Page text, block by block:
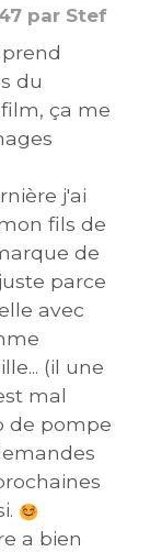
par Stef
du
ça me
j'ai
fils de
de
parce
avec
(il une
mal
de pompe
a bien